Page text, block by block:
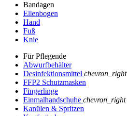
Bandagen
Ellenbogen
Hand
Fuß
Knie
Für Pflegende
Abwurfbehälter
Desinfektionsmittel chevron_right
FFP2 Schutzmasken
Fingerlinge
Einmalhandschuhe chevron_right
Kanülen & Spritzen